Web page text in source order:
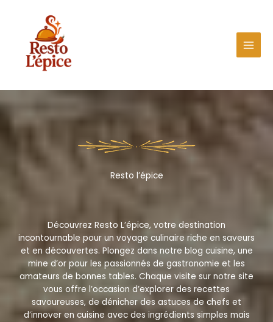
Resto l’épice
Découvrez Resto L’épice, votre destination
incontournable pour un voyage culinaire riche en saveurs
et en découvertes. Plongez dans notre blog cuisine, une
mine d’or pour les passionnés de gastronomie et les
amateurs de bonnes tables. Chaque visite sur notre site
vous offre l’occasion d’explorer des recettes
savoureuses, de dénicher des astuces de chefs et
d’innover en cuisine avec des ingrédients simples mais